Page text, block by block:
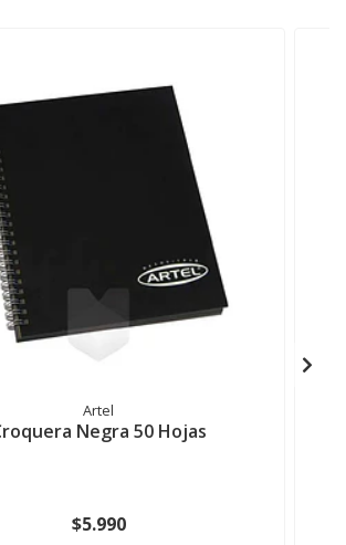
Artel
Negra 50 Hojas
$5.990